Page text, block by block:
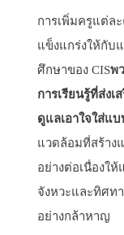
การเพิ่มครูแต่ล
แข็งแกร่งให้กั
ศึกษาของ CISพ
การเรียนรู้ที่ส่งเ
ดูแลเอาใจใส่แ
แวดล้อมที่สร้าง
อย่างต่อเนื่องใ
จังหวะและทิศท
อย่างกล้าหาญ